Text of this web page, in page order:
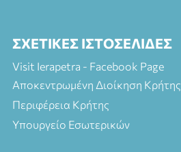
ΣΧΕΤΙΚΕΣ ΙΣΤΟΣΕΛΙΔΕΣ
Visit Ierapetra - Facebook Page
Αποκεντρωμένη Διοίκηση Κρήτης
Περιφέρεια Κρήτης
Υπουργείο Εσωτερικών